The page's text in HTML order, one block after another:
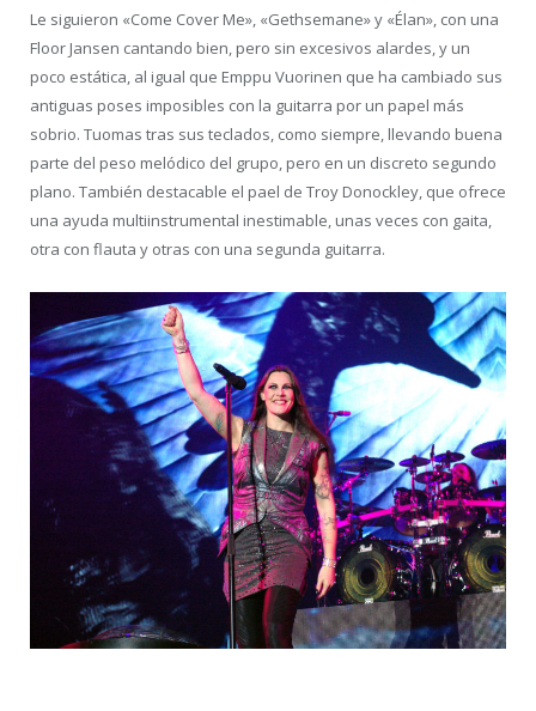
Le siguieron «Come Cover Me», «Gethsemane» y «Élan», con una
Floor Jansen cantando bien, pero sin excesivos alardes, y un
poco estática, al igual que Emppu Vuorinen que ha cambiado sus
antiguas poses imposibles con la guitarra por un papel más
sobrio. Tuomas tras sus teclados, como siempre, llevando buena
parte del peso melódico del grupo, pero en un discreto segundo
plano. También destacable el pael de Troy Donockley, que ofrece
una ayuda multiinstrumental inestimable, unas veces con gaita,
otra con flauta y otras con una segunda guitarra.